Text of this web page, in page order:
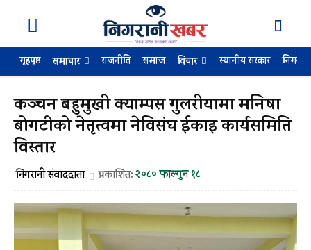
गृहपृष्ठ समाचार राजनीति समाज विचार स्थानीय सरकार
कञ्चन बहुमुखी क्याम्पस गुलरीयामा मनिषा
बोगटीको नेतृत्वमा नेविसंघ ईकाइ कार्यसमिति
विस्तार
निगरानी संवाददाता प्रकाशित:२०८० फाल्गुन १८